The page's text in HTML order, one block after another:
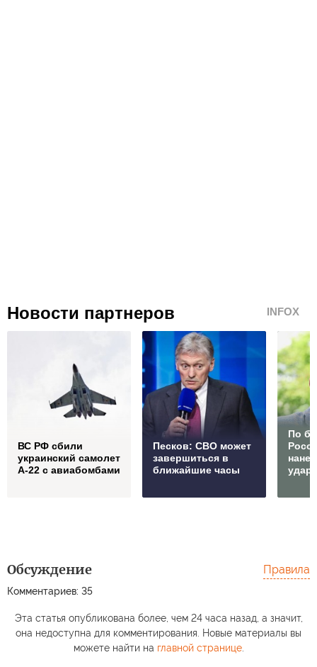
Новости партнеров INFOX
ВС РФ сбили
украинский самолет
А-22 с авиабомбами
Песков: СВО может
завершиться в
ближайшие часы
По
удар
Обсуждение
Комментариев: 35
Правила
Эта статья опубликована более, чем 24 часа назад, а значит,
она недоступна для комментирования. Новые материалы вы
можете найти на главной странице.